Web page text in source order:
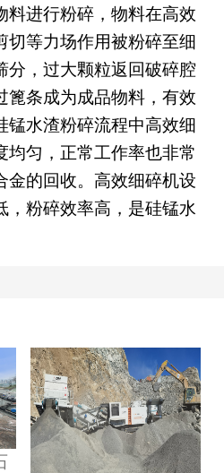
料进行粉碎，物料在高效
切等力场作用被粉碎至细
分，过大颗粒返回破碎腔
篦条成为成品物料，有效
锰水渣粉碎流程中高效细
均匀，正常工作率也非常
金的回收。高效细碎机设
，粉碎效率高，是硅锰水